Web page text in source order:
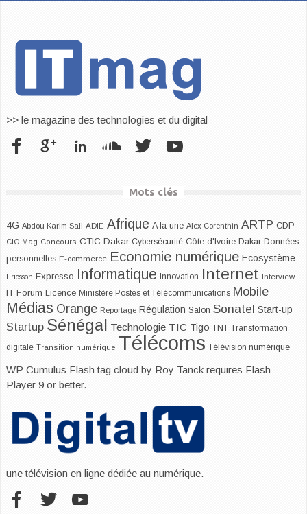
>> le magazine des technologies et du digital
Mots clés
4G Abdou Karim Sall ADIE Afrique A la une Alex Corenthin ARTP CDP
CIO Mag Concours CTIC Dakar Cybersécurité Côte d'Ivoire Dakar Données
personnelles E-commerce Economie numérique Ecosystème
Ericsson Expresso Informatique Innovation Internet Interview
IT Forum Licence Ministère Postes et Télécommunications Mobile
Médias Orange Reportage Régulation Salon Sonatel Start-up
Startup Sénégal Technologie TIC Tigo TNT Transformation
digitale Transition numérique Télécoms Télévision numérique
WP Cumulus Flash tag cloud by Roy Tanck requires Flash
Player 9 or better.
une télévision en ligne dédiée au numérique.